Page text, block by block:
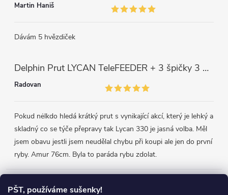
PŠT, používáme sušenky!
Martin Haniš
Dávám 5 hvězdiček
Delphin Prut LYCAN TeleFEEDER + 3 špičky 3 m, 80 g
Radovan
Pokud nėlkdo hledá krátký prut s vynikající akcí, který je lehký a
skladný co se týče přepravy tak Lycan 330 je jasná volba. Měl
jsem obavu jestli jsem neudělal chybu při koupi ale jen do první
ryby. Amur 76cm. Byla to paráda rybu zdolat.
Přijímáme online platby